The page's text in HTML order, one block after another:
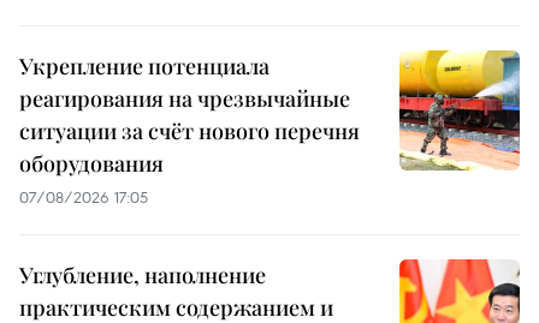
Укрепление потенциала
реагирования на чрезвычайные
ситуации за счёт нового перечня
оборудования
07/08/2026 17:05
Углубление, наполнение
практическим содержанием и